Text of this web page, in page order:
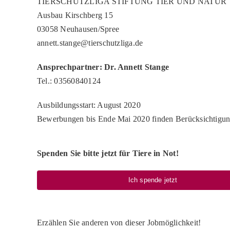
Ausbau Kirschberg 15
03058 Neuhausen/Spree
annett.stange@tierschutzliga.de
Ansprechpartner: Dr. Annett Stange
Tel.: 03560840124
Ausbildungsstart: August 2020
Bewerbungen bis Ende Mai 2020 finden
Spenden Sie bitte jetzt für Tiere in Not!
Ich spende jetzt
Erzählen Sie anderen von dieser Jobmöglichkeit!